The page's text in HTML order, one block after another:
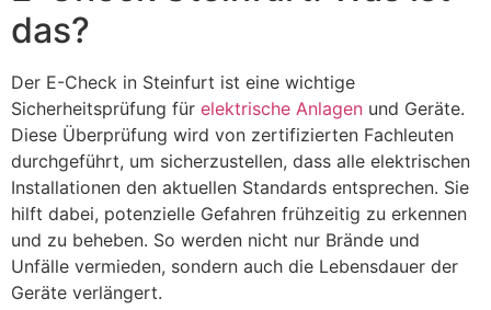
das?
Der E-Check in Steinfurt ist eine wichtige
Sicherheitsprüfung für elektrische Anlagen und Geräte.
Diese Überprüfung wird von zertifizierten Fachleuten
durchgeführt, um sicherzustellen, dass alle elektrischen
Installationen den aktuellen Standards entsprechen. Sie
hilft dabei, potenzielle Gefahren frühzeitig zu erkennen
und zu beheben. So werden nicht nur Brände und
Unfälle vermieden, sondern auch die Lebensdauer der
Geräte verlängert.